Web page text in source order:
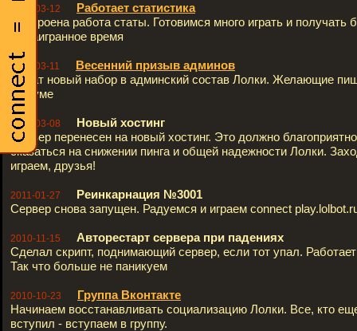
2011-03-12
Работает статистика
Настроена работа статы. Готовимся много играть и получать
за наигранное время
2011-03-11
Весенний призыв админов
Начат новый набор в админский состав Лолки. Желающие
форуме
2011-03-08
Новый хостинг
Сервер перенесен на новый хостинг. Это должно благоприятно
сказаться на снижении пинга и общей надежности Лолки.
играем, друзья!
2011-01-27
Реинкарнация №3001
Сервер снова запущен. Радуемся и играем connect
2010-11-15
Авторестарт сервера при падениях
Сделал скрипт, поднимающий сервер, если тот упал.
Так что больше не паникуем
2010-10-23
Группа Вконтакте
Начинаем восстанавливать социализацию Лолки. Все, кто
вступил - вступаем в группу.